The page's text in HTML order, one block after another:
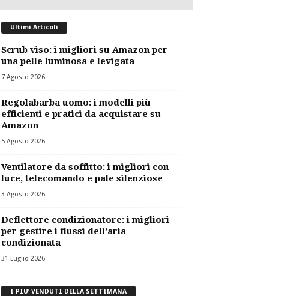
Ultimi Articoli
Scrub viso: i migliori su Amazon per
una pelle luminosa e levigata
7 Agosto 2026
Regolabarba uomo: i modelli più
efficienti e pratici da acquistare su
Amazon
5 Agosto 2026
Ventilatore da soffitto: i migliori con
luce, telecomando e pale silenziose
3 Agosto 2026
Deflettore condizionatore: i migliori
per gestire i flussi dell’aria
condizionata
31 Luglio 2026
I PIU’ VENDUTI DELLA SETTIMANA